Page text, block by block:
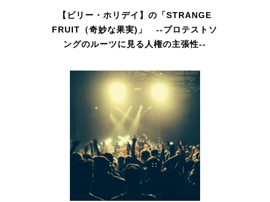
【ビリー・ホリデイ】の「STRANGE
FRUIT（奇妙な果実)」 --プロテストソ
ングのルーツに見る人権の主張性--